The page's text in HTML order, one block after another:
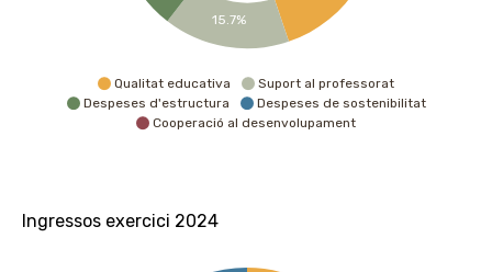
Qualitat educativa
Suport al professorat
Despeses d'estructura
Despeses de sostenibilitat
Cooperació al desenvolupament
15.7%
Ingressos exercici 2024